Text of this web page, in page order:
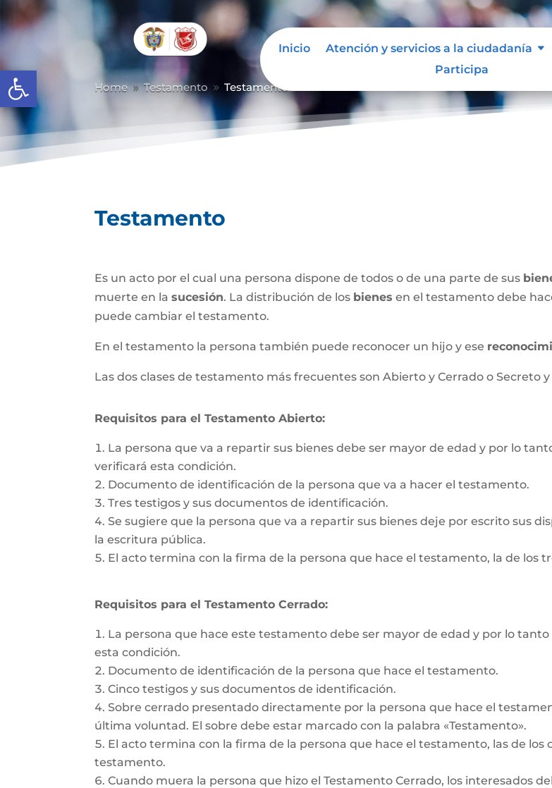
Abrir barra de herramientas
Inicio Atención y servicios a la ciudadanía
Participa
Home 9 Testamento 9 Testamento
Testamento
Es un acto por el cual una persona dispone de todos o de una parte de sus
muerte en lasucesión. La distribución de los bienes en el testamento debe
puede cambiar el testamento.
En el testamento la persona también puede reconocer un hijo y ese
Las dos clases de testamento más frecuentes son Abierto y Cerrado o Secreto
Requisitos para el Testamento Abierto:
La persona que va a repartir sus bienes debe ser mayor de edad y por lo
verificará esta condición.
Documento de identificación de la persona que va a hacer el testamento.
Tres testigos y sus documentos de identificación.
Se sugiere que la persona que va a repartir sus bienes deje por escrito sus
la escritura pública.
El acto termina con la firma de la persona que hace el testamento, la de los
Requisitos para el Testamento Cerrado:
La persona que hace este testamento debe ser mayor de edad y por lo
esta condición.
Documento de identificación de la persona que hace el testamento.
Cinco testigos y sus documentos de identificación.
Sobre cerrado presentado directamente por la persona que hace el
última voluntad. El sobre debe estar marcado con la palabra «Testamento».
El acto termina con la firma de la persona que hace el testamento, las de
testamento.
Cuando muera la persona que hizo el Testamento Cerrado, los interesados